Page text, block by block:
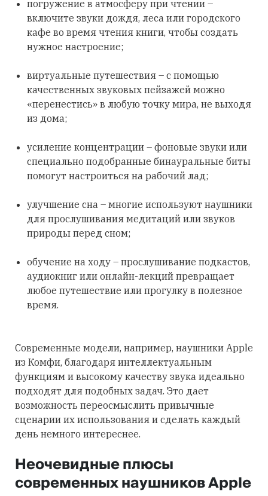
погружение в атмосферу при чтении –
включите звуки дождя, леса или городского
кафе во время чтения книги, чтобы создать
нужное настроение;
виртуальные путешествия – с помощью
качественных звуковых пейзажей можно
«перенестись» в любую точку мира, не выходя
из дома;
усиление концентрации – фоновые звуки или
специально подобранные бинауральные биты
помогут настроиться на рабочий лад;
улучшение сна – многие используют наушники
для прослушивания медитаций или звуков
природы перед сном;
обучение на ходу – прослушивание подкастов,
аудиокниг или онлайн-лекций превращает
любое путешествие или прогулку в полезное
время.
Современные модели, например, наушники Apple
из Комфи, благодаря интеллектуальным
функциям и высокому качеству звука идеально
подходят для подобных задач. Это дает
возможность переосмыслить привычные
сценарии их использования и сделать каждый
день немного интереснее.
Неочевидные плюсы
современных наушников Apple